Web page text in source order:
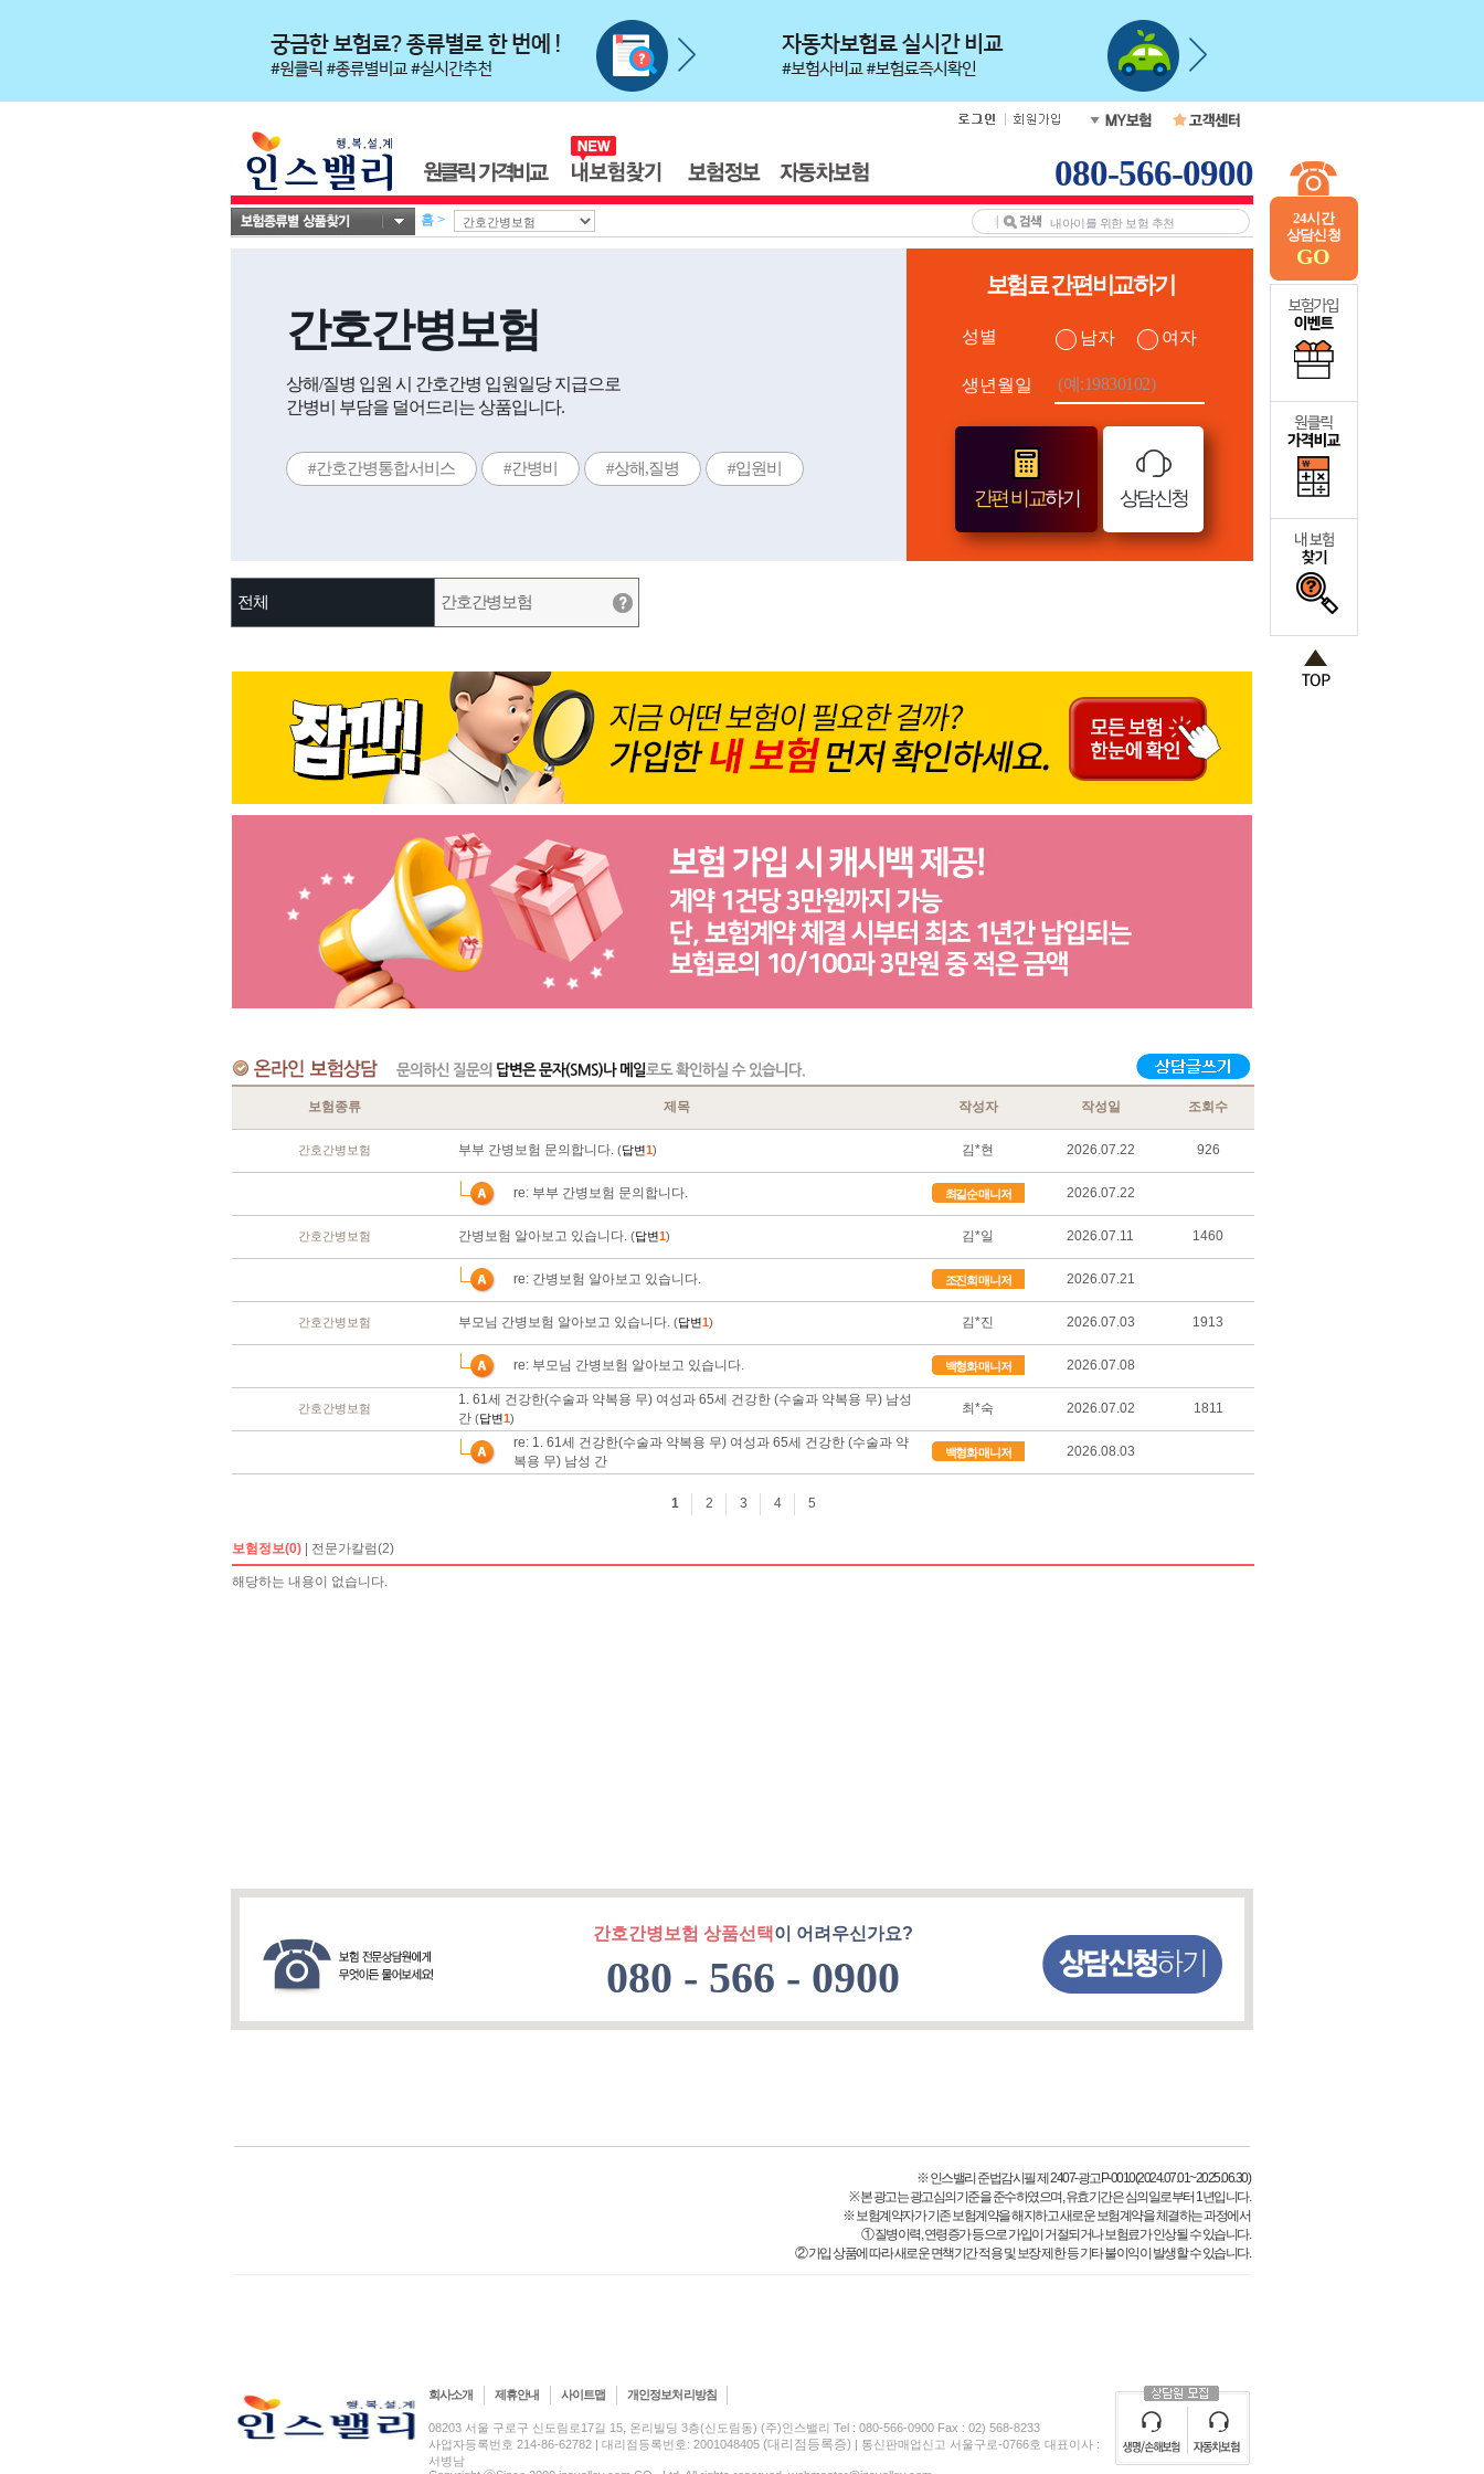
24시간
상담신청
GO
080-566-0900
홈 >
간호간병보험
상해/질병 입원 시 간호간병 입원일당 지급으로
간병비 부담을 덜어드리는 상품입니다.
#간호간병통합서비스 #간병비 #상해,질병 #입원비
보험료 간편비교하기
성별 남자 여자
생년월일
간편 비교하기 상담신청
전체 간호간병보험
간호간병보험 상품선택 이 어려우신가요?
080 - 566 - 0900
※ 인스밸리 준법감시필 제 2407-광고P-0010(2024.07.01~2025.06.30)
※ 본 광고는 광고심의기준을 준수하였으며, 유효기간은 심의일로부터 1년입니다.
※ 보험계약자가 기존 보험계약을 해지하고 새로운 보험계약을 체결하는 과정에서
① 질병이력, 연령증가 등으로 가입이 거절되거나 보험료가 인상될 수 있습니다.
② 가입 상품에 따라 새로운 면책기간 적용 및 보장 제한 등 기타 불이익이 발생할 수 있습니다.
회사소개 제휴안내 사이트맵 개인정보처리방침
08203 서울 구로구 신도림로17길 15, 온리빌딩 3층(신도림동) (주)인스밸리 Tel : 080-566-0900 Fax : 02) 568-8233
사업자등록번호 214-86-62782 | 대리점등록번호: 2001048405 (대리점등록증) | 통신판매업신고 서울구로-0766호 대표이사 :
서병남